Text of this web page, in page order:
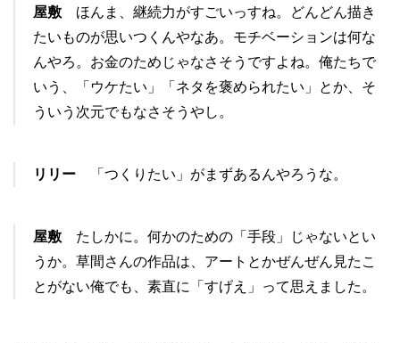
屋敷 ほんま、継続力がすごいっすね。どんどん描き
たいものが思いつくんやなあ。モチベーションは何な
んやろ。お金のためじゃなさそうですよね。俺たちで
いう、「ウケたい」「ネタを褒められたい」とか、そ
ういう次元でもなさそうやし。
リリー 「つくりたい」がまずあるんやろうな。
屋敷 たしかに。何かのための「手段」じゃないとい
うか。草間さんの作品は、アートとかぜんぜん見たこ
とがない俺でも、素直に「すげえ」って思えました。